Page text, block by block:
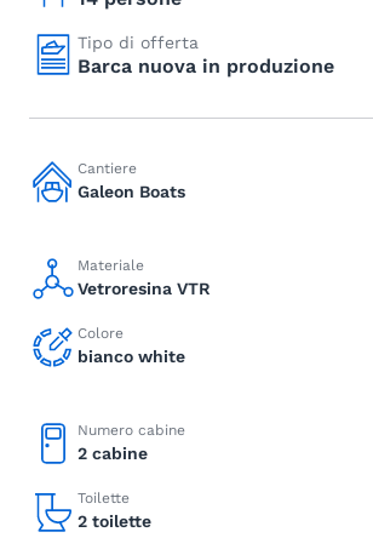
Tipo di offerta
Barca nuova in produzione
Cantiere
Galeon Boats
Materiale
Vetroresina VTR
Colore
bianco white
Numero cabine
2 cabine
Toilette
2 toilette